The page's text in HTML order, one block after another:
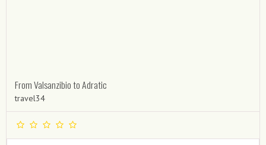
From Valsanzibio to Adratic
travel34